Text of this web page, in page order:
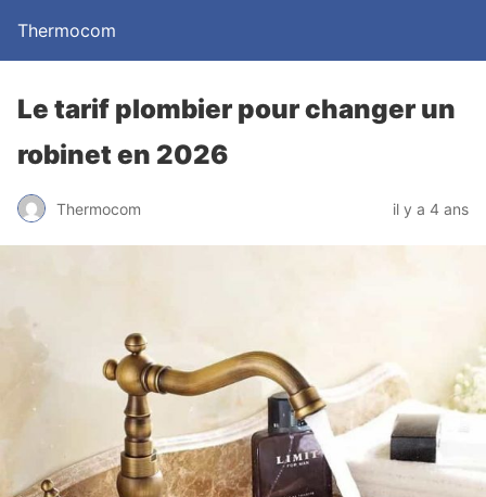
Thermocom
Le tarif plombier pour changer un
robinet en 2026
Thermocom il y a 4 ans